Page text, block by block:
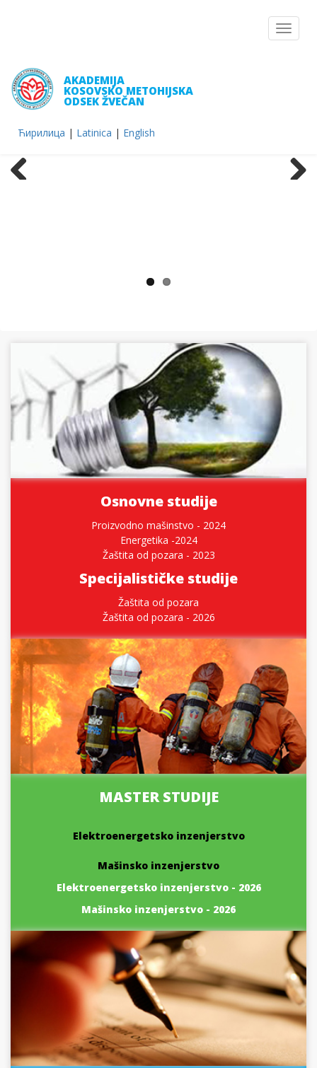
Toggle
AKADEMIJA
KOSOVSKO METOHIJSKA
ODSEK ŽVEČAN
Ћирилица | Latinica | English
Osnovne studije
Proizvodno mašinstvo - 2024
Energetika -2024
Žaštita od pozara - 2023
Specijalističke studije
Žaštita od pozara
Žaštita od pozara - 2026
MASTER STUDIJE
Elektroenergetsko inzenjerstvo
Mašinsko inzenjerstvo
Elektroenergetsko inzenjerstvo - 2026
Mašinsko inzenjerstvo - 2026